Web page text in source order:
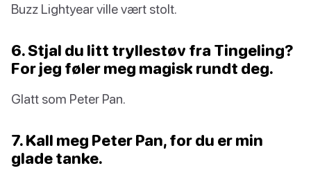
Buzz Lightyear ville vært stolt.
6. Stjal du litt tryllestøv fra Tingeling?
For jeg føler meg magisk rundt deg.
Glatt som Peter Pan.
7. Kall meg Peter Pan, for du er min
glade tanke.